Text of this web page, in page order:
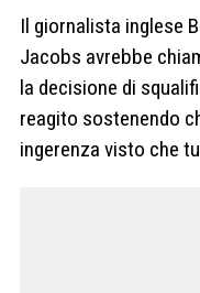
Il giornalista inglese
Jacobs avrebbe
la decisione di
reagito sostenendo
ingerenza visto che